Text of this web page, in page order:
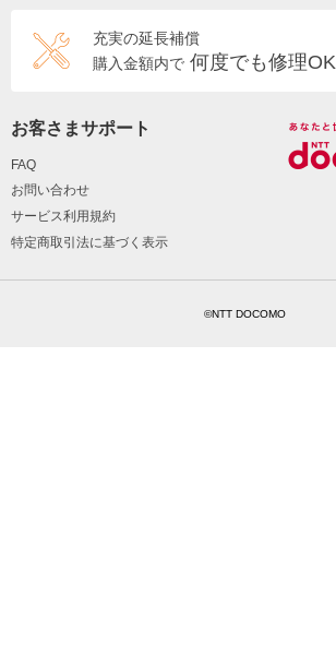
充実の延長補償
購入金額内で 何度でも修理OK
お客さまサポート
FAQ
お問い合わせ
サービス利用規約
特定商取引法に基づく表示
©NTT DOCOMO